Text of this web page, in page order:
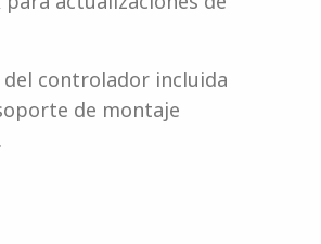
del controlador incluida
de montaje